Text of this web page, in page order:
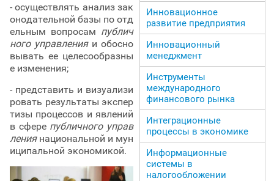
- осуществлять анализ зак
онодательной базы по отд
ельным вопросам публич
ного управленияи обосно
вывать ее целесообразны
е изменения;
- представить и визуализи
ровать результаты экспер
тизы процессов и явлений
в сфере публичного управ
лениянациональной и мун
иципальной экономикой.
Инновационное
развитие предприятия
Инновационный
менеджмент
Инструменты
международного
финансового рынка
Интеграционные
процессы в экономике
Информационные
системы в
налогообложении